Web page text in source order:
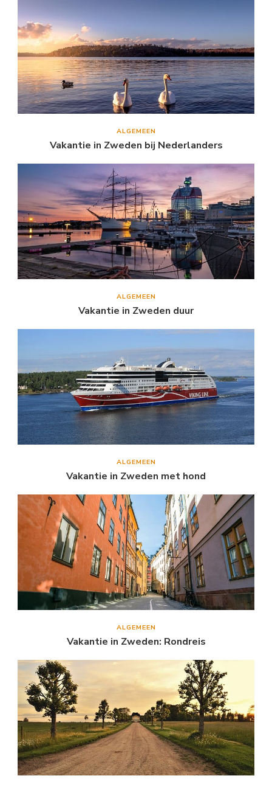
ALGEMEEN
Vakantie in Zweden bij Nederlanders
ALGEMEEN
Vakantie in Zweden duur
ALGEMEEN
Vakantie in Zweden met hond
ALGEMEEN
Vakantie in Zweden: Rondreis